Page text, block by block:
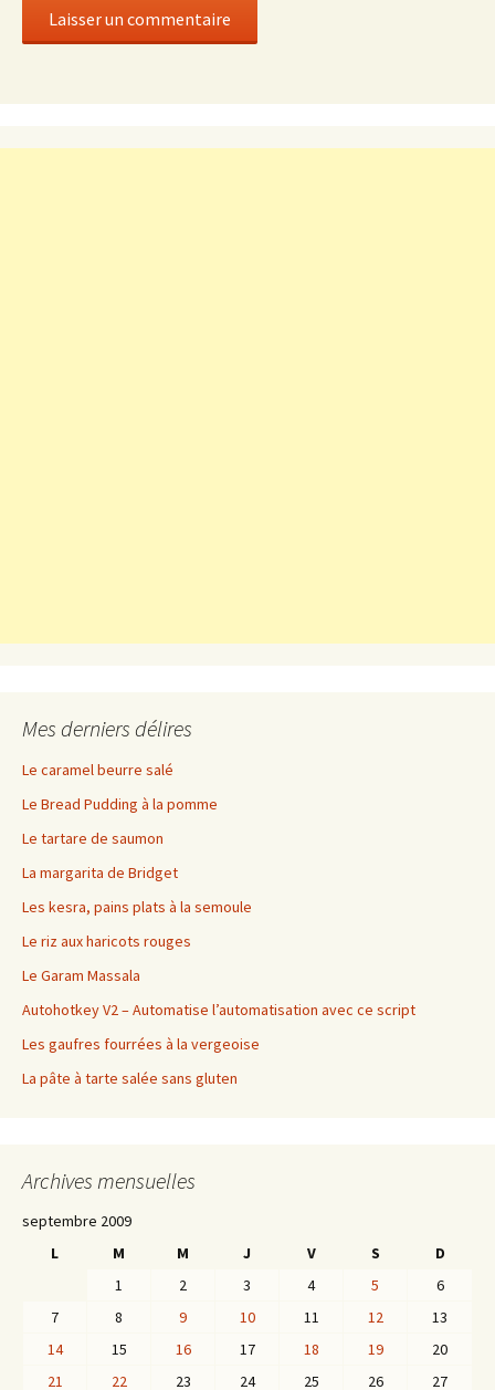
Mes derniers délires
Le caramel beurre salé
Le Bread Pudding à la pomme
Le tartare de saumon
La margarita de Bridget
Les kesra, pains plats à la semoule
Le riz aux haricots rouges
Le Garam Massala
Autohotkey V2 – Automatise l’automatisation avec ce script
Les gaufres fourrées à la vergeoise
La pâte à tarte salée sans gluten
Archives mensuelles
septembre 2009
L
M M J V S
D
1
2 3 4 5
6
7
8 9 10 11 12
13
14
15 16 17 18 19
20
21
22 23 24 25 26 27